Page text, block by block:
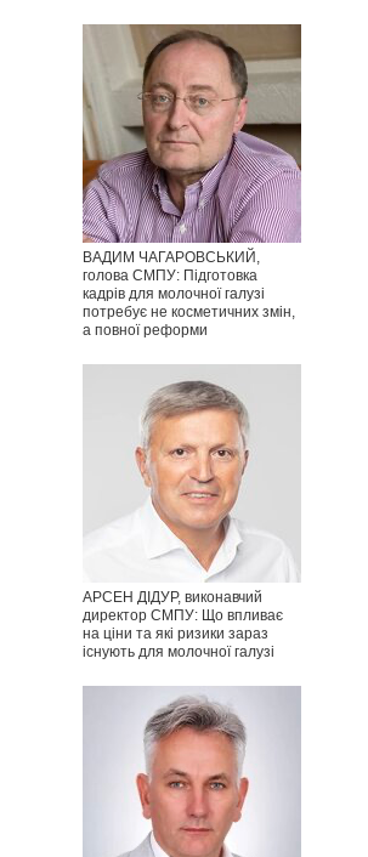
ВАДИМ ЧАГАРОВСЬКИЙ,
голова СМПУ: Підготовка
кадрів для молочної галузі
потребує не косметичних змін,
а повної реформи
АРСЕН ДІДУР, виконавчий
директор СМПУ: Що впливає
на ціни та які ризики зараз
існують для молочної галузі